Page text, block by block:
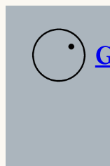
springen